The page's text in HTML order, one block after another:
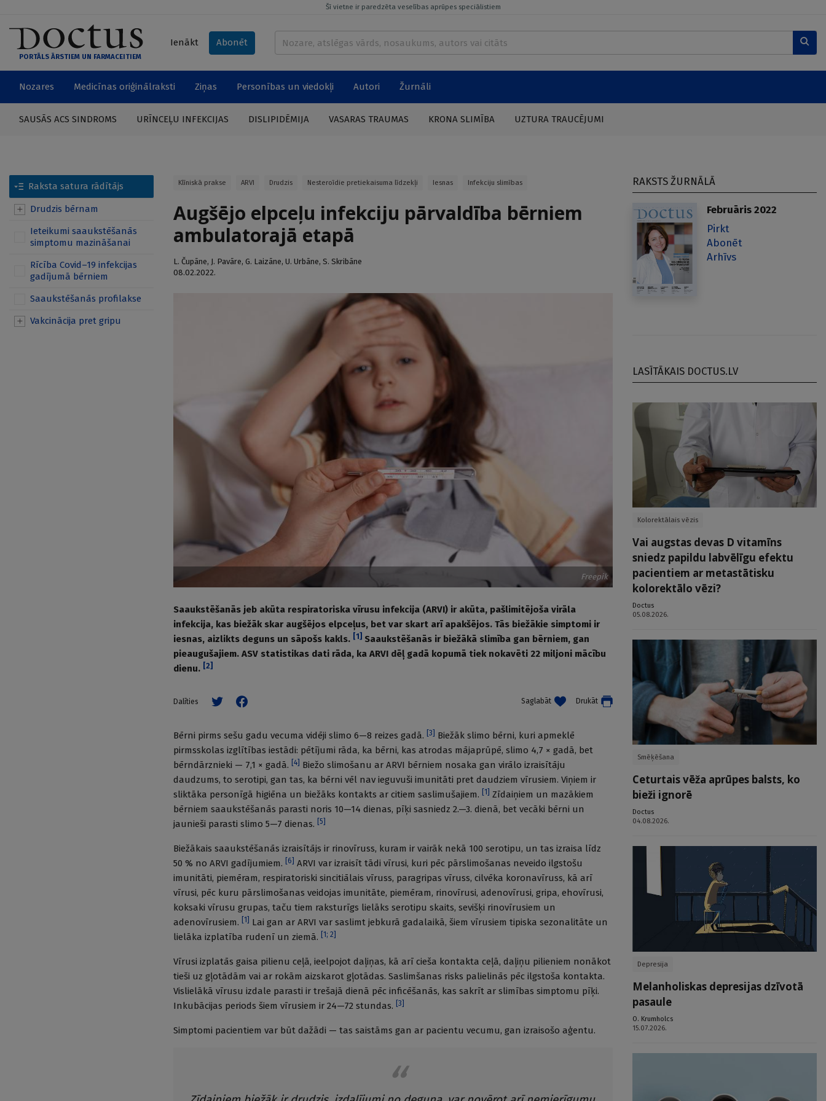
Šī vietne ir paredzēta veselības aprūpes speciālistiem
PORTĀLS ĀRSTIEM UN FARMACEITIEM
Ienākt Abonēt
Nozares Medicīnas oriģinālraksti Ziņas Personības un viedokļi Autori Žurnāli
SAUSĀS ACS SINDROMS URĪNCEĻU INFEKCIJAS DISLIPIDĒMIJA VASARAS TRAUMAS KRONA SLIMĪBA UZTURA TRAUCĒJUMI
Raksta satura rādītājs
Drudzis bērnam
Ieteikumi saaukstēšanās
simptomu mazināšanai
Rīcība Covid–19 infekcijas
gadījumā bērniem
Saaukstēšanās profilakse
Vakcinācija pret gripu
Klīniskā prakse ARVI Drudzis Nesteroīdie pretiekaisuma līdzekļi Iesnas Infekciju slimības
Augšējo elpceļu infekciju pārvaldība bērniem
ambulatorajā etapā
L. Čupāne, J. Pavāre, G. Laizāne, U. Urbāne, S. Skribāne
08.02.2022.
Freepik
Saaukstēšanās jeb akūta respiratoriska vīrusu infekcija (ARVI) ir akūta, pašlimitējoša virāla
infekcija, kas biežāk skar augšējos elpceļus, bet var skart arī apakšējos. Tās biežākie simptomi ir
iesnas, aizlikts deguns un sāpošs kakls.
1
Saaukstēšanās ir biežākā slimība gan bērniem, gan
pieaugušajiem. ASV statistikas dati rāda, ka ARVI dēļ gadā kopumā tiek nokavēti 22 miljoni mācību
dienu.
2
Dalīties Saglabāt Drukāt
Bērni pirms sešu gadu vecuma vidēji slimo 6—8 reizes gadā. 3
Biežāk slimo bērni, kuri apmeklē
pirmsskolas izglītības iestādi: pētījumi rāda, ka bērni, kas atrodas mājaprūpē, slimo 4,7 × gadā, bet
bērndārznieki — 7,1 × gadā.
4
Biežo slimošanu ar ARVI bērniem nosaka gan virālo izraisītāju
daudzums, to serotipi, gan tas, ka bērni vēl nav ieguvuši imunitāti pret daudziem vīrusiem. Viņiem ir
sliktāka personīgā higiēna un biežāks kontakts ar citiem saslimušajiem.
1
Zīdaiņiem un mazākiem
bērniem saaukstēšanās parasti noris 10—14 dienas, pīķi sasniedz 2.—3. dienā, bet vecāki bērni un
jaunieši parasti slimo 5—7 dienas.
5
Biežākais saaukstēšanās izraisītājs ir rinovīruss, kuram ir vairāk nekā 100 serotipu, un tas izraisa līdz
50 % no ARVI gadījumiem.
6
ARVI var izraisīt tādi vīrusi, kuri pēc pārslimošanas neveido ilgstošu
imunitāti, piemēram, respiratoriski sincitiālais vīruss, paragripas vīruss, cilvēka koronavīruss, kā arī
vīrusi, pēc kuru pārslimošanas veidojas imunitāte, piemēram, rinovīrusi, adenovīrusi, gripa, ehovīrusi,
koksaki vīrusu grupas, taču tiem raksturīgs lielāks serotipu skaits, sevišķi rinovīrusiem un
adenovīrusiem.
1
Lai gan ar ARVI var saslimt jebkurā gadalaikā, šiem vīrusiem tipiska sezonalitāte un
lielāka izplatība rudenī un ziemā.
1 ; 2
Vīrusi izplatās gaisa pilienu ceļā, ieelpojot daļiņas, kā arī cieša kontakta ceļā, daļiņu pilieniem nonākot
tieši uz gļotādām vai ar rokām aizskarot gļotādas. Saslimšanas risks palielinās pēc ilgstoša kontakta.
Vislielākā vīrusu izdale parasti ir trešajā dienā pēc inficēšanās, kas sakrīt ar slimības simptomu pīķi.
Inkubācijas periods šiem vīrusiem ir 24—72 stundas.
3
Simptomi pacientiem var būt dažādi — tas saistāms gan ar pacientu vecumu, gan izraisošo aģentu.
RAKSTS ŽURNĀLĀ
Februāris 2022
Pirkt
Abonēt
Arhīvs
LASĪTĀKAIS DOCTUS.LV
Kolorektālais vēzis
Vai augstas devas D vitamīns
sniedz papildu labvēlīgu efektu
pacientiem ar metastātisku
kolorektālo vēzi?
Doctus
05.08.2026.
Smēķēšana
Ceturtais vēža aprūpes balsts, ko
bieži ignorē
Doctus
04.08.2026.
Depresija
Melanholiskas depresijas dzīvotā
pasaule
O. Krumholcs
15.07.2026.